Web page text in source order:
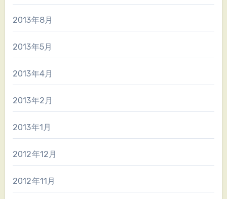
2013年8月
2013年5月
2013年4月
2013年2月
2013年1月
2012年12月
2012年11月